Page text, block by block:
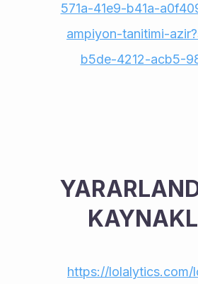
571a-41e9-b41a-
ampiyon-tanitimi-
b5de-4212-acb5-
https://lolalytics.com/